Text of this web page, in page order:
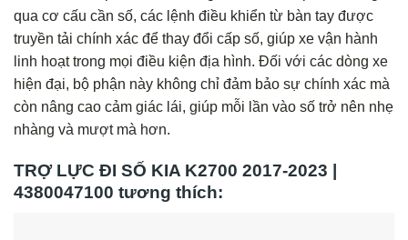
qua cơ cấu cần số, các lệnh điều khiển từ bàn tay được
truyền tải chính xác để thay đổi cấp số, giúp xe vận hành
linh hoạt trong mọi điều kiện địa hình. Đối với các dòng xe
hiện đại, bộ phận này không chỉ đảm bảo sự chính xác mà
còn nâng cao cảm giác lái, giúp mỗi lần vào số trở nên nhẹ
nhàng và mượt mà hơn.
TRỢ LỰC ĐI SỐ KIA K2700 2017-2023 |
4380047100 tương thích: